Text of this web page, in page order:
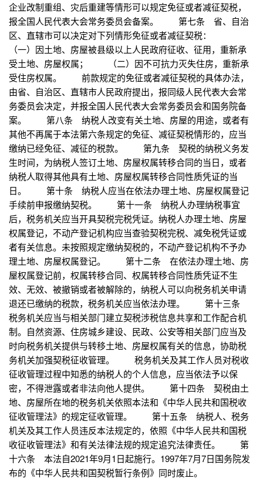
企业改制重组、灾后重建等情形可以规定免征或者减征契税，
报全国人民代表大会常务委员会备案。 第七条 省、自治
区、直辖市可以决定对下列情形免征或者减征契税：
（一）因土地、房屋被县级以上人民政府征收、征用，重新承
受土地、房屋权属； （二）因不可抗力灭失住房，重新承
受住房权属。 前款规定的免征或者减征契税的具体办法，
由省、自治区、直辖市人民政府提出，报同级人民代表大会常
务委员会决定，并报全国人民代表大会常务委员会和国务院备
案。 第八条 纳税人改变有关土地、房屋的用途，或者有
其他不再属于本法第六条规定的免征、减征契税情形的，应当
缴纳已经免征、减征的税款。 第九条 契税的纳税义务发
生时间，为纳税人签订土地、房屋权属转移合同的当日，或者
纳税人取得其他具有土地、房屋权属转移合同性质凭证的当
日。 第十条 纳税人应当在依法办理土地、房屋权属登记
手续前申报缴纳契税。 第十一条 纳税人办理纳税事宜
后，税务机关应当开具契税完税凭证。纳税人办理土地、房屋
权属登记，不动产登记机构应当查验契税完税、减免税凭证或
者有关信息。未按照规定缴纳契税的，不动产登记机构不予办
理土地、房屋权属登记。 第十二条 在依法办理土地、房
屋权属登记前，权属转移合同、权属转移合同性质凭证不生
效、无效、被撤销或者被解除的，纳税人可以向税务机关申请
退还已缴纳的税款，税务机关应当依法办理。 第十三条
税务机关应当与相关部门建立契税涉税信息共享和工作配合机
制。自然资源、住房城乡建设、民政、公安等相关部门应当及
时向税务机关提供与转移土地、房屋权属有关的信息，协助税
务机关加强契税征收管理。 税务机关及其工作人员对税收
征收管理过程中知悉的纳税人的个人信息，应当依法予以保
密，不得泄露或者非法向他人提供。 第十四条 契税由土
地、房屋所在地的税务机关依照本法和《中华人民共和国税收
征收管理法》的规定征收管理。 第十五条 纳税人、税务
机关及其工作人员违反本法规定的，依照《中华人民共和国税
收征收管理法》和有关法律法规的规定追究法律责任。 第
十六条 本法自2021年9月1日起施行。1997年7月7日国务院发
布的《中华人民共和国契税暂行条例》同时废止。